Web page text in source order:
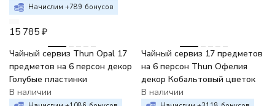
Начислим +789 бонусов
15 785 ₽
Чайный сервиз Thun Opal 17
предметов на 6 персон декор
Голубые пластинки
В наличии
Чайный сервиз 17 предметов
на 6 персон Thun Офелия
декор Кобальтовый цветок
В наличии